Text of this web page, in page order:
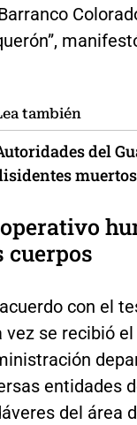
también
del
cuerpos
con el
vez se recibió
entidades
del área